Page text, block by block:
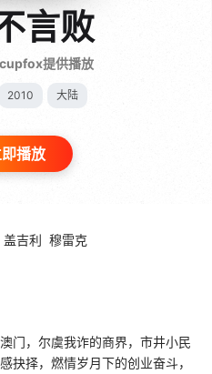
言败
提供播放
2010 大陆
播放
盖吉利 穆雷克
，尔虞我诈的商界，市井小民
抉择，燃情岁月下的创业奋斗，